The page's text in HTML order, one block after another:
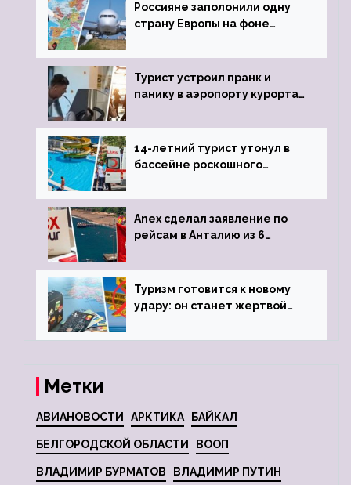
Россияне заполонили одну
страну Европы на фоне
виз
Турист устроил пранк и
панику в аэропорту курорта,
задержке рейса
14-летний турист утонул в
бассейне роскошного
Anex сделал заявление по
рейсам в Анталию из 6
Туризм готовится к новому
удару: он станет жертвой
Метки
АВИАНОВОСТИ АРКТИКА БАЙКАЛ
БЕЛГОРОДСКОЙ ОБЛАСТИ ВООП
ВЛАДИМИР БУРМАТОВ ВЛАДИМИР ПУТИН